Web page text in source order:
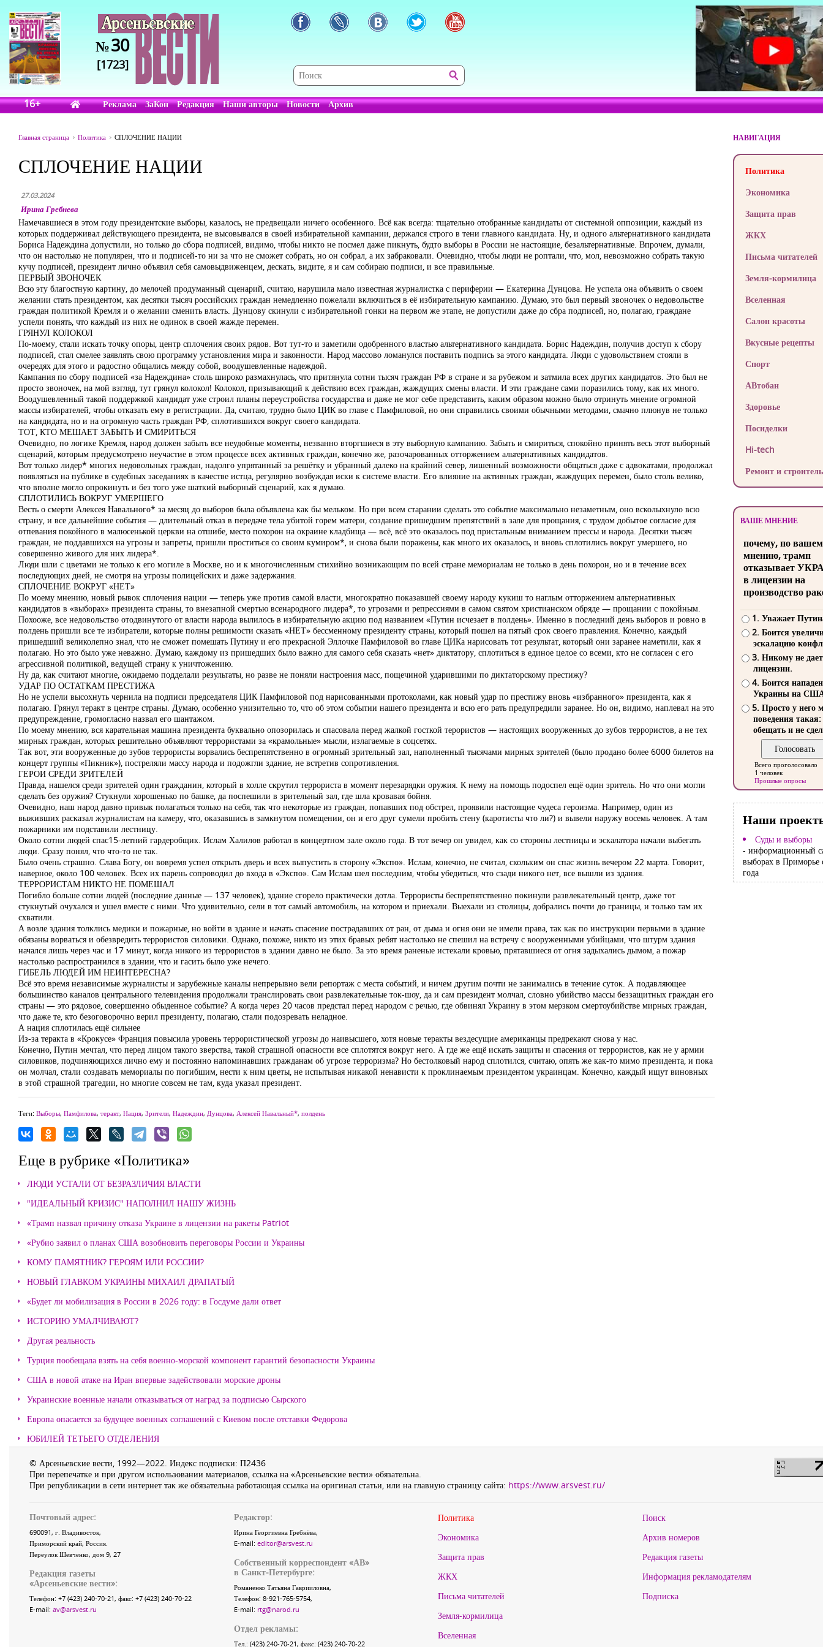
№30
[1723]
16+ Реклама ЗаКон Редакция Наши авторы Новости Архив
Главная страница Политика СПЛОЧЕНИЕ НАЦИИ
СПЛОЧЕНИЕ НАЦИИ
27.03.2024
Ирина Гребнева
Намечавшиеся в этом году президентские выборы, казалось, не предвещали ничего особенного. Всё как всегда: тщательно отобранные кандидаты от системной оппозиции, каждый из
которых поддерживал действующего президента, не высовывался в своей избирательной кампании, держался строго в тени главного кандидата. Ну, и одного альтернативного кандидата
Бориса Надеждина допустили, но только до сбора подписей, видимо, чтобы никто не посмел даже пикнуть, будто выборы в России не настоящие, безальтернативные. Впрочем, думали,
что он настолько не популярен, что и подписей-то ни за что не сможет собрать, но он собрал, а их забраковали. Очевидно, чтобы люди не роптали, что, мол, невозможно собрать такую
кучу подписей, президент лично объявил себя самовыдвиженцем, дескать, видите, я и сам собираю подписи, и все правильные.
ПЕРВЫЙ ЗВОНОЧЕК
Всю эту благостную картину, до мелочей продуманный сценарий, считаю, нарушила мало известная журналистка с периферии — Екатерина Дунцова. Не успела она объявить о своем
желании стать президентом, как десятки тысяч российских граждан немедленно пожелали включиться в её избирательную кампанию. Думаю, это был первый звоночек о недовольстве
граждан политикой Кремля и о желании сменить власть. Дунцову скинули с избирательной гонки на первом же этапе, не допустили даже до сбра подписей, но, полагаю, граждане
успели понять, что каждый из них не одинок в своей жажде перемен.
ГРЯНУЛ КОЛОКОЛ
По-моему, стали искать точку опоры, центр сплочения своих рядов. Вот тут-то и заметили одобренного властью альтернативного кандидата. Борис Надеждин, получив доступ к сбору
подписей, стал смелее заявлять свою программу установления мира и законности. Народ массово ломанулся поставить подпись за этого кандидата. Люди с удовольствием стояли в
очередях для этого и радостно общались между собой, воодушевленные надеждой.
Кампания по сбору подписей «за Надеждина» столь широко размахнулась, что притянула сотни тысяч граждан РФ в стране и за рубежом и затмила всех других кандидатов. Это был не
просто звоночек, на мой взгляд, тут грянул колокол! Колокол, призывающий к действию всех граждан, жаждущих смены власти. И эти граждане сами поразились тому, как их много.
Воодушевленный такой поддержкой кандидат уже строил планы переустройства государства и даже не мог себе представить, каким образом можно было отринуть мнение огромной
массы избирателей, чтобы отказать ему в регистрации. Да, считаю, трудно было ЦИК во главе с Памфиловой, но они справились своими обычными методами, смачно плюнув не только
на кандидата, но и на огромную часть граждан РФ, сплотившихся вокруг своего кандидата.
ТОТ, КТО МЕШАЕТ ЗАБЫТЬ И СМИРИТЬСЯ
Очевидно, по логике Кремля, народ должен забыть все неудобные моменты, незванно вторгшиеся в эту выборную кампанию. Забыть и смириться, спокойно принять весь этот выборный
сценарий, которым предусмотрено неучастие в этом процессе всех активных граждан, конечно же, разочарованных отторжением альтернативных кандидатов.
Вот только лидер* многих недовольных граждан, надолго упрятанный за решётку и убранный далеко на крайний север, лишенный возможности общаться даже с адвокатами, продолжал
появляться на публике в судебных заседаниях в качестве истца, регулярно возбуждая иски к системе власти. Его влияние на активных граждан, жаждущих перемен, было столь велико,
что вполне могло опрокинуть и без того уже шаткий выборный сценарий, как я думаю.
СПЛОТИЛИСЬ ВОКРУГ УМЕРШЕГО
Весть о смерти Алексея Навального* за месяц до выборов была объявлена как бы мельком. Но при всем старании сделать это событие максимально незаметным, оно всколыхнуло всю
страну, и все дальнейшие события — длительный отказ в передаче тела убитой горем матери, создание пришедшим препятствий в зале для прощания, с трудом добытое согласие для
отпевания покойного в малюсенькой церкви на отшибе, место похорон на окраине кладбища — всё, всё это оказалось под пристальным вниманием прессы и народа. Десятки тысяч
граждан, не поддавшихся на угрозы и запреты, пришли проститься со своим кумиром*, и снова были поражены, как много их оказалось, и вновь сплотились вокруг умершего, но
совершенно живого для них лидера*.
Люди шли с цветами не только к его могиле в Москве, но и к многочисленным стихийно возникающим по всей стране мемориалам не только в день похорон, но и в течение всех
последующих дней, не смотря на угрозы полицейских и даже задержания.
СПЛОЧЕНИЕ ВОКРУГ «НЕТ»
По моему мнению, новый рывок сплочения нации — теперь уже против самой власти, многократно показавшей своему народу кукиш то наглым отторжением альтернативных
кандидатов в «выборах» президента страны, то внезапной смертью всенародного лидера*, то угрозами и репрессиями в самом святом христианском обряде — прощании с покойным.
Похооже, все недовольство отодвинутого от власти народа вылилось в избирательную акцию под названием «Путин исчезает в полдень». Именно в последний день выборов и ровно в
полдень пришли все те избиратели, которые полны решимости сказать «НЕТ» бессменному президенту страны, который пошел на пятый срок своего правления. Конечно, каждый
пришедший великолепно знал, что не сможет помешать Путину и его прекрасной Эллочке Памфиловой во главе ЦИКа нарисовать тот результат, который они заранее наметили, как я
полагаю. Но это было уже неважно. Думаю, каждому из пришедших было важно для самого себя сказать «нет» диктатору, сплотиться в единое целое со всеми, кто не согласен с его
агрессивной политикой, ведущей страну к уничтожению.
Ну да, как считают многие, ожидаемо подделали результаты, но разве не поняли настроения масс, пощечиной ударившими по диктаторскому престижу?
УДАР ПО ОСТАТКАМ ПРЕСТИЖА
Но не успели высохнуть чернила на подписи председателя ЦИК Памфиловой под нарисованными протоколами, как новый удар по престижу вновь «избранного» президента, как я
полагаю. Грянул теракт в центре страны. Думаю, особенно унизительно то, что об этом событии нашего президента и всю его рать предупредили заранее. Но он, видимо, наплевал на это
предупреждение, громогласно назвал его шантажом.
По моему мнению, вся карательная машина президента буквально опозорилась и спасовала перед жалкой госткой терористов — настоящих вооруженных до зубов террористов, а не тех
мирных граждан, которых решительно объявляют террористами за «крамольные» мысли, излагаемые в соцсетях.
Так вот, эти вооруженные до зубов террористы ворвались беспрепятственно в огромный зрительный зал, наполненный тысячами мирных зрителей (было продано более 6000 билетов на
концерт группы «Пикник»), постреляли массу народа и подожгли здание, не встретив сопротивления.
ГЕРОИ СРЕДИ ЗРИТЕЛЕЙ
Правда, нашелся среди зрителей один гражданин, который в холле скрутил террориста в момент перезарядки оружия. К нему на помощь подоспел ещё один зритель. Но что они могли
сделать без оружия? Стукнули хорошенько по башке, да поспешили в зрительный зал, где шла кровавая бойня.
Очевидно, наш народ давно привык полагаться только на себя, так что некоторые из граждан, попавших под обстрел, проявили настоящие чудеса героизма. Например, один из
выживших расказал журналистам на камеру, что, оказавшись в замкнутом помещении, он и его друг сумели пробить стену (каротисты что ли?) и вывели наружу восемь человек. А там
пожарники им подставили лестницу.
Около сотни людей спас15-летний гардеробщик. Ислам Халилов работал в концертном зале около года. В тот вечер он увидел, как со стороны лестницы и эскалатора начали выбегать
люди. Сразу понял, что что-то не так.
Было очень страшно. Слава Богу, он вовремя успел открыть дверь и всех выпустить в сторону «Экспо». Ислам, конечно, не считал, скольким он спас жизнь вечером 22 марта. Говорит,
наверное, около 100 человек. Всех их парень сопроводил до входа в «Экспо». Сам Ислам шел последним, чтобы убедиться, что сзади никого нет, все вышли из здания.
ТЕРРОРИСТАМ НИКТО НЕ ПОМЕШАЛ
Погибло больше сотни людей (последние данные — 137 человек), здание сгорело практически дотла. Террористы беспрепятственно покинули развлекательный центр, даже тот
стукнутый очухался и ушел вместе с ними. Что удивительно, сели в тот самый автомобиль, на котором и приехали. Выехали из столицы, добрались почти до границы, и только там их
схватили.
А возле здания толклись медики и пожарные, но войти в здание и начать спасение пострадавших от ран, от дыма и огня они не имели права, так как по инструкции первыми в здание
обязаны ворваться и обезвредить террористов силовики. Однако, похоже, никто из этих бравых ребят настолько не спешил на встречу с вооруженными убийцами, что штурм здания
начался лишь через час и 17 минут, когда никого из террористов в здании давно не было. За это время раненые истекали кровью, прятавшиеся от огня задыхались дымом, а пожар
настолько распространился в здании, что и гасить было уже нечего.
ГИБЕЛЬ ЛЮДЕЙ ИМ НЕИНТЕРЕСНА?
Всё это время независимые журналисты и зарубежные каналы непрерывно вели репортаж с места событий, и ничем другим почти не занимались в течение суток. А подавляющее
большинство каналов центрального телевидения продолжали транслировать свои развлекательные ток-шоу, да и сам президент молчал, словно убийство массы беззащитных граждан его
страны — это рядовое, совершенно обыденное событие? А когда через 20 часов предстал перед народом с речью, где обвинял Украину в этом мерзком смертоубийстве мирных граждан,
что даже те, кто безоговорочно верил президенту, полагаю, стали подозревать неладное.
А нация сплотилась ещё сильнее
Из-за теракта в «Крокусе» Франция повысила уровень террористической угрозы до наивысшего, хотя новые теракты вездесущие американцы предрекают снова у нас.
Конечно, Путин мечтал, что перед лицом такого зверства, такой страшной опасности все сплотятся вокруг него. А где же ещё искать защиты и спасения от террористов, как не у армии
силовиков, подчиняющихся лично ему и постоянно напоминавших гражданам об угрозе терроризма? Но бестолковый народ сплотился, считаю, опять же как-то мимо президента, и пока
он молчал, стали создавать мемориалы по погибшим, нести к ним цветы, не испытывая никакой ненависти к проклинаемым президентом украинцам. Конечно, каждый ищут виновных
в этой страшной трагедии, но многие совсем не там, куда указал президент.
Теги: Выборы, Памфилова, теракт, Нация, Зрители, Надеждин, Дунцова, Алексей Навальный*, полдень
Еще в рубрике «Политика»
ЛЮДИ УСТАЛИ ОТ БЕЗРАЗЛИЧИЯ ВЛАСТИ
"ИДЕАЛЬНЫЙ КРИЗИС" НАПОЛНИЛ НАШУ ЖИЗНЬ
«Трамп назвал причину отказа Украине в лицензии на ракеты Patriot
«Рубио заявил о планах США возобновить переговоры России и Украины
КОМУ ПАМЯТНИК? ГЕРОЯМ ИЛИ РОССИИ?
НОВЫЙ ГЛАВКОМ УКРАИНЫ МИХАИЛ ДРАПАТЫЙ
«Будет ли мобилизация в России в 2026 году: в Госдуме дали ответ
ИСТОРИЮ УМАЛЧИВАЮТ?
Другая реальность
Турция пообещала взять на себя военно-морской компонент гарантий безопасности Украины
США в новой атаке на Иран впервые задействовали морские дроны
Украинские военные начали отказываться от наград за подписью Сырского
Европа опасается за будущее военных соглашений с Киевом после отставки Федорова
ЮБИЛЕЙ ТЕТЬЕГО ОТДЕЛЕНИЯ
НАВИГАЦИЯ
Политика
Экономика
Защита прав
ЖКХ
Письма читателей
Земля-кормилица
Вселенная
Салон красоты
Вкусные рецепты
Спорт
АВтобан
Здоровье
Посиделки
Hi-tech
Ремонт и
ВАШЕ МНЕНИЕ
почему, по
мнению, трамп
отказывает
в лицензии на
производство
1. Уважает
2. Боится
эскалацию
3. Никому не
лицензии.
4. Боится
Украины на
5. Просто у него
поведения такая:
обещать и не
Всего проголосовало
1 человек
Прошлые опросы
Наши
Суды и выборы
- информационный
выборах в Приморье
года
© Арсеньевские вести, 1992—2022. Индекс подписки: П2436
При перепечатке и при другом использовании материалов, ссылка на «Арсеньевские вести» обязательна.
При републикации в сети интернет так же обязательна работающая ссылка на оригинал статьи, или на главную страницу сайта: https://www.arsvest.ru/
Почтовый адрес:
690091, г. Владивосток,
Приморский край, Россия.
Переулок Шевченко, дом 9, 27
Редакция газеты
«Арсеньевские вести»:
Телефон: +7 (423) 240-70-21, факс: +7 (423) 240-70-22
E-mail: av@arsvest.ru
Редактор:
Ирина Георгиевна Гребнёва,
E-mail: editor@arsvest.ru
Собственный корреспондент «АВ»
в Санкт-Петербурге:
Романенко Татьяна Гаврииловна,
Телефон: 8-921-765-5754,
E-mail: rtg@narod.ru
Отдел рекламы:
Тел.: (423) 240-70-21, факс: (423) 240-70-22
Политика
Экономика
Защита прав
ЖКХ
Письма читателей
Земля-кормилица
Вселенная
Поиск
Архив номеров
Редакция газеты
Информация рекламодателям
Подписка